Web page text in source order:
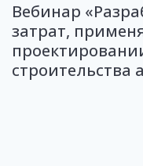
Вебинар
затрат,
строительства